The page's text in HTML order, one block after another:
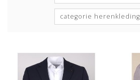
categorie herenkleding